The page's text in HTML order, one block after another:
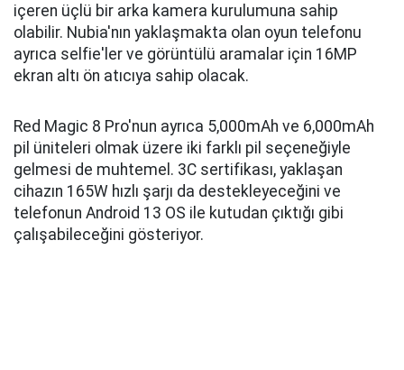
içeren üçlü bir arka kamera kurulumuna sahip
olabilir. Nubia'nın yaklaşmakta olan oyun telefonu
ayrıca selfie'ler ve görüntülü aramalar için 16MP
ekran altı ön atıcıya sahip olacak.
Red Magic 8 Pro'nun ayrıca 5,000mAh ve 6,000mAh
pil üniteleri olmak üzere iki farklı pil seçeneğiyle
gelmesi de muhtemel. 3C sertifikası, yaklaşan
cihazın 165W hızlı şarjı da destekleyeceğini ve
telefonun Android 13 OS ile kutudan çıktığı gibi
çalışabileceğini gösteriyor.